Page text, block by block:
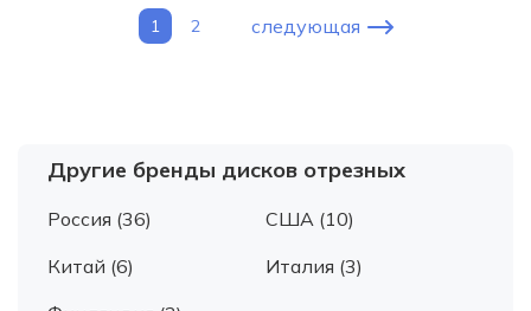
1 2 следующая
Другие бренды дисков отрезных
Россия (36)
США (10)
Китай (6)
Италия (3)